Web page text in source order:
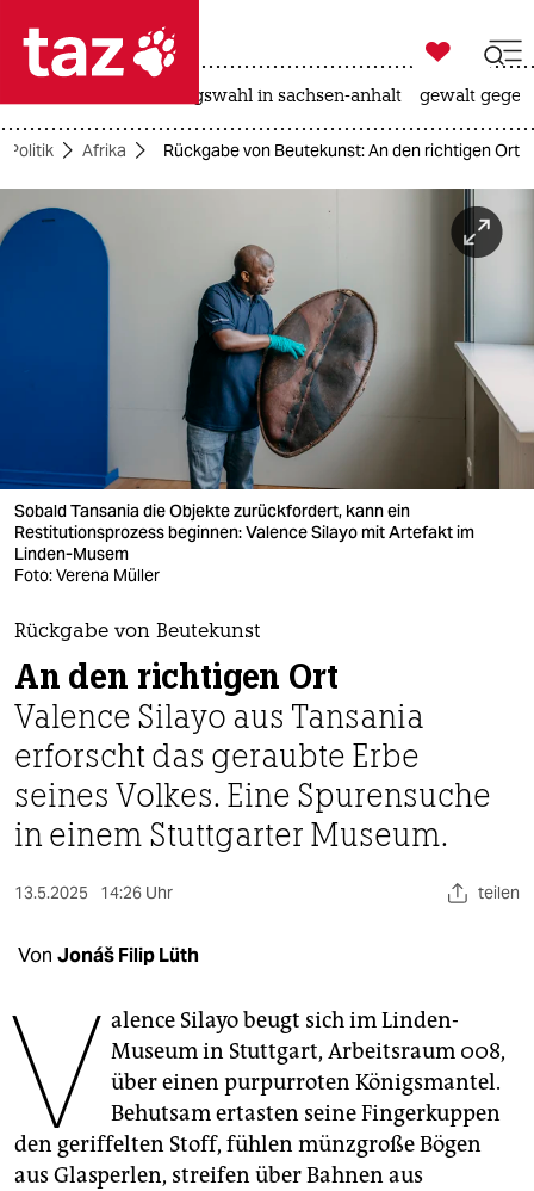
 taz zahl ich
taz zahl ich
themen
sport
berlin
nord
wahrheit
verlag
verlag
veranstaltungen
shop
fragen & hilfe
genossenschaft
epaper login

taz zahl ich
landtagswahl in sachsen-anhalt gewalt
Politik Afrika Rückgabe von Beutekunst: An den richtigen Ort
Sobald Tansania die Objekte zurückfordert, kann ein
Restitutionsprozess beginnen: Valence Silayo mit Artefakt im
Linden-Musem​
Foto: Verena Müller
Rückgabe von Beutekunst
An den richtigen Ort
Valence Silayo aus Tansania
erforscht das geraubte Erbe
seines Volkes. Eine Spurensuche
in einem Stuttgarter Museum.
13.5.2025 14:26 Uhr teilen
Von Jonáš Filip Lüth
V alence Silayo beugt sich im Linden-
Museum in Stuttgart, Arbeitsraum 008,
über einen purpurroten Königsmantel.
Behutsam ertasten seine Fingerkuppen
den geriffelten Stoff, fühlen münzgroße Bögen
aus Glasperlen, streifen über Bahnen aus